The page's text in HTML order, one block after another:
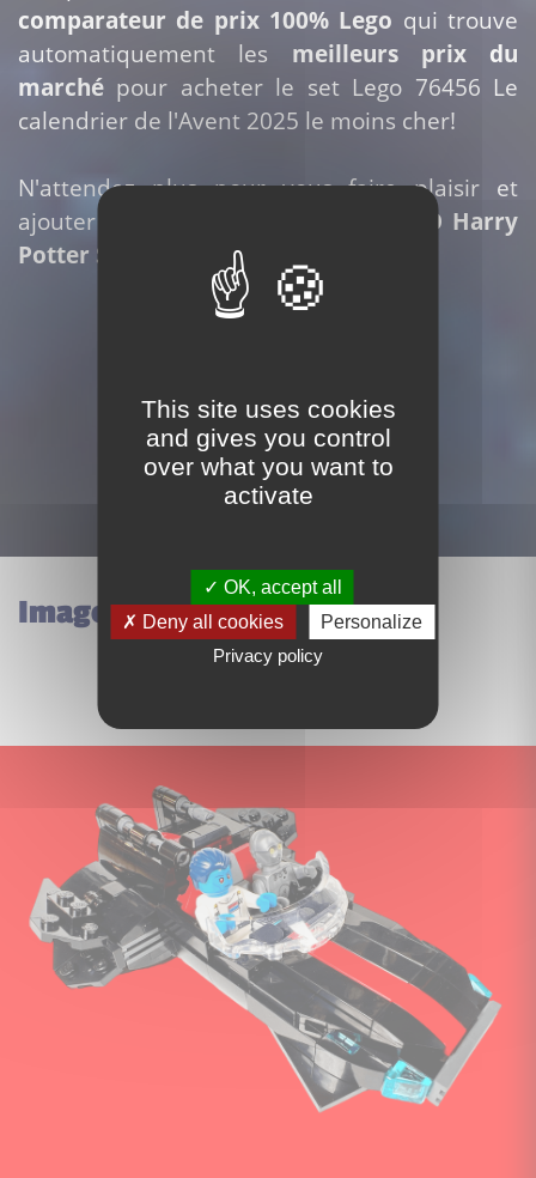
comparateur de prix 100% Lego qui trouve
automatiquement les meilleurs prix du
marché pour acheter le set Lego 76456 Le
calendrier de l'Avent 2025 le moins cher!
N'attendez plus pour vous faire plaisir et
ajouter ce set à votre collection
LEGO Harry
Potter Saisonnier
Images du set Lego 76456
This site uses cookies
and gives you control
over what you want to
activate
OK, accept all
Deny all cookies
Personalize
Privacy policy